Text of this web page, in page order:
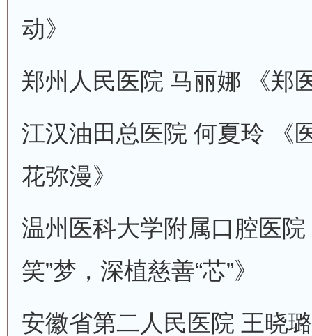
动》
郑州人民医院 马丽娜 《郑
江汉油田总医院 何夏玲 《
花弥漫》
温州医科大学附属口腔医院
笑”梦，深植慈善“芯”》
安徽省第二人民医院 王晓